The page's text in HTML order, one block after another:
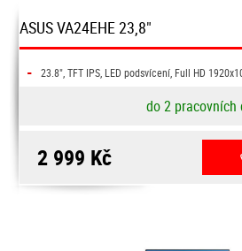
ASUS VA24EHE 23,8"
- 23.8", TFT IPS, LED podsvícení, Full HD
do 2 pracovních
2 999 Kč